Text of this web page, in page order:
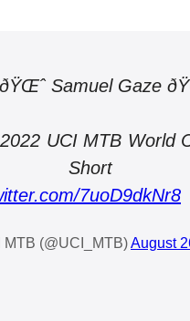
Samuel Gaze
UCI MTB World
Short
7uoD9dkNr8
(@UCI_MTB)August